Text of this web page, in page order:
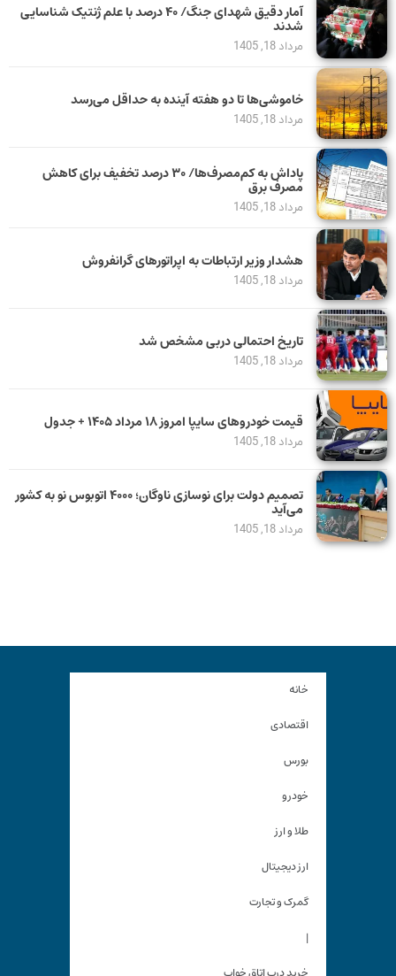
آمار دقیق شهدای جنگ/ ۴۰ درصد با علم ژنتیک شناسایی
شدند
مرداد 18, 1405
خاموشی‌ها تا دو هفته آینده به حداقل می‌رسد
مرداد 18, 1405
پاداش به کم‌مصرف‌ها/ ۳۰ درصد تخفیف برای کاهش
مصرف برق
مرداد 18, 1405
هشدار وزیر ارتباطات به اپراتورهای گرانفروش
مرداد 18, 1405
تاریخ احتمالی دربی مشخص شد
مرداد 18, 1405
قیمت خودرو‌های سایپا امروز ۱۸ مرداد ۱۴۰۵ + جدول
مرداد 18, 1405
تصمیم دولت برای نوسازی ناوگان؛ ۴۰۰۰ اتوبوس نو به کشور
می‌آید
مرداد 18, 1405
خانه
اقتصادی
بورس
خودرو
طلا و ارز
ارز دیجیتال
گمرک و تجارت
|